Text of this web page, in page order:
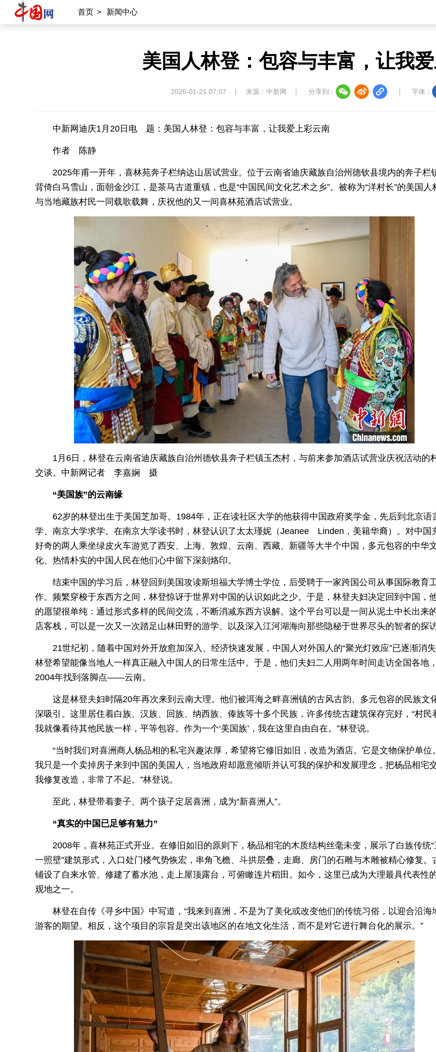
首页 > 新闻中心
美国人林登：包容与丰富，让我
2025-01-21 07:07 来源：中新网 分享到： 字体：
中新网迪庆1月20日电 题：美国人林登：包容与丰富，让我爱上彩云南
作者 陈静
2025年甫一开年，喜林苑奔子栏纳达山居试营业。位于云南省迪庆藏族自治州德钦县境内的奔子栏
背倚白马雪山，面朝金沙江，是茶马古道重镇，也是“中国民间文化艺术之乡”。被称为“洋村长”的美国人
与当地藏族村民一同载歌载舞，庆祝他的又一间喜林苑酒店试营业。
1月6日，林登在云南省迪庆藏族自治州德钦县奔子栏镇玉杰村，与前来参加酒店试营业庆祝活动的
交谈。中新网记者 李嘉娴 摄
“美国族”的云南缘
62岁的林登出生于美国芝加哥。1984年，正在读社区大学的他获得中国政府奖学金，先后到北京语
学、南京大学求学。在南京大学读书时，林登认识了太太瑾妮（Jeanee Linden，美籍华裔）。对中国
好奇的两人乘坐绿皮火车游览了西安、上海、敦煌、云南、西藏、新疆等大半个中国，多元包容的中华
化、热情朴实的中国人民在他们心中留下深刻烙印。
结束中国的学习后，林登回到美国攻读斯坦福大学博士学位，后受聘于一家跨国公司从事国际教育
作。频繁穿梭于东西方之间，林登惊讶于世界对中国的认识如此之少。于是，林登夫妇决定回到中国，
的愿望很单纯：通过形式多样的民间交流，不断消减东西方误解。这个平台可以是一间从泥土中长出来
店客栈，可以是一次又一次踏足山林田野的游学、以及深入江河湖海向那些隐秘于世界尽头的智者的探访
21世纪初，随着中国对外开放愈加深入、经济快速发展，中国人对外国人的“聚光灯效应”已逐渐消
林登希望能像当地人一样真正融入中国人的日常生活中。于是，他们夫妇二人用两年时间走访全国各地，
2004年找到落脚点——云南。
这是林登夫妇时隔20年再次来到云南大理。他们被洱海之畔喜洲镇的古风古韵、多元包容的民族文
深吸引。这里居住着白族、汉族、回族、纳西族、傣族等十多个民族，许多传统古建筑保存完好，“村民
我就像看待其他民族一样，平等包容。作为一个‘美国族’，我在这里自由自在。”林登说。
“当时我们对喜洲商人杨品相的私宅兴趣浓厚，希望将它修旧如旧，改造为酒店。它是文物保护单位
我只是一个卖掉房子来到中国的美国人，当地政府却愿意倾听并认可我的保护和发展理念，把杨品相宅
我修复改造，非常了不起。”林登说。
至此，林登带着妻子、两个孩子定居喜洲，成为“新喜洲人”。
“真实的中国已足够有魅力”
2008年，喜林苑正式开业。在修旧如旧的原则下，杨品相宅的木质结构丝毫未变，展示了白族传统
一照壁”建筑形式，入口处门楼气势恢宏，串角飞檐、斗拱层叠，走廊、房门的石雕与木雕被精心修复。
铺设了自来水管、修建了蓄水池，走上屋顶露台，可俯瞰连片稻田。如今，这里已成为大理最具代表性
观地之一。
林登在自传《寻乡中国》中写道，“我来到喜洲，不是为了美化或改变他们的传统习俗，以迎合沿海
游客的期望。相反，这个项目的宗旨是突出该地区的在地文化生活，而不是对它进行舞台化的展示。”